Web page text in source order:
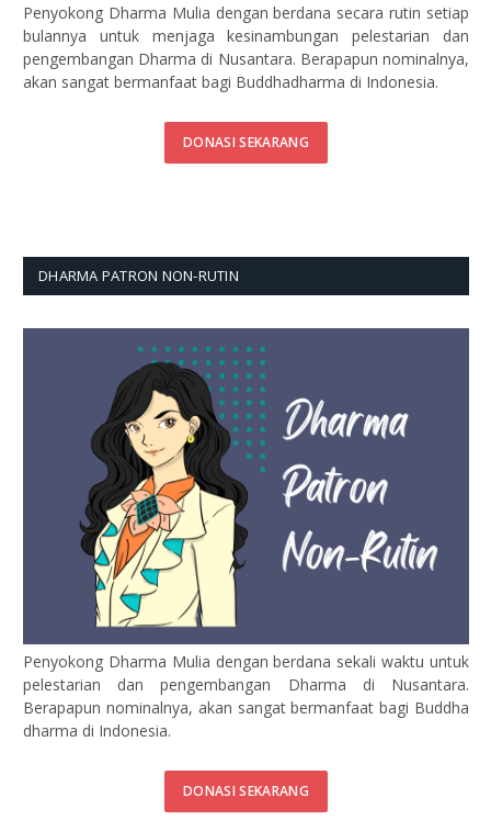
Penyokong Dharma Mulia dengan berdana secara rutin setiap
bulannya untuk menjaga kesinambungan pelestarian dan
pengembangan Dharma di Nusantara. Berapapun nominalnya,
akan sangat bermanfaat bagi Buddhadharma di Indonesia.
DONASI SEKARANG
DHARMA PATRON NON-RUTIN
Penyokong Dharma Mulia dengan berdana sekali waktu untuk
pelestarian dan pengembangan Dharma di Nusantara.
Berapapun nominalnya, akan sangat bermanfaat bagi Buddha
dharma di Indonesia.
DONASI SEKARANG